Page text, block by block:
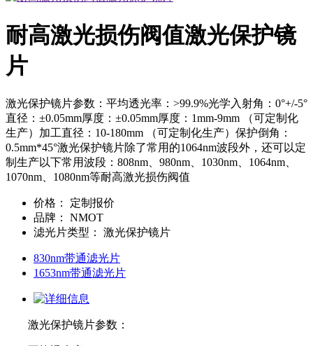
耐高激光损伤阀值激光保护镜
片
激光保护镜片参数：平均透光率：>99.9%光学入射角：0°+/-5°
直径：±0.05mm厚度：±0.05mm厚度：1mm-9mm （可定制化
生产）加工直径：10-180mm （可定制化生产）保护倒角：
0.5mm*45°激光保护镜片除了常用的1064nm波段外，还可以定
制生产以下常用波段：808nm、980nm、1030nm、1064nm、
1070nm、1080nm等耐高激光损伤阀值
价格 ：
定制报价
品牌 ：
NMOT
滤光片类型 ： 激光保护镜片
830nm带通滤光片
1653nm带通滤光片
激光保护镜片参数：